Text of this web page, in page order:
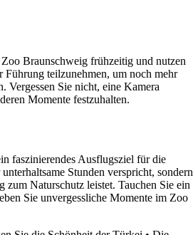
Braunschweig frühzeitig und nutzen
Führung teilzunehmen, um noch mehr
Vergessen Sie nicht, eine Kamera
Momente festzuhalten.
faszinierendes Ausflugsziel für die
Stunden verspricht, sondern
zum Naturschutz leistet. Tauchen Sie ein
Sie unvergessliche Momente im Zoo